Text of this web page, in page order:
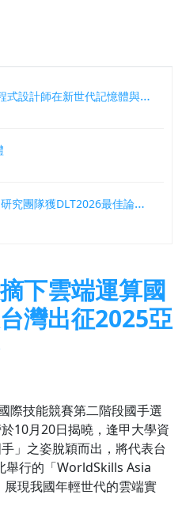
【專題演講】 梁郁珮教授 程式設計師在新世代記憶體與儲存系統中的角色與挑戰
周兆龍及郭崇韋老師指導的研究團隊獲DLT2026最佳論文獎
下雲端運算國
灣出征2025亞
際技能競賽第二階段國手選
10月20日揭曉，逢甲大學資
」之姿脫穎而出，將代表台
舉行的「WorldSkills Asia
現我國年輕世代的雲端實